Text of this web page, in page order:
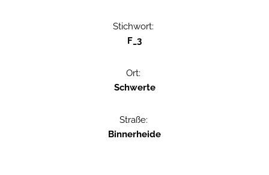
Stichwort:
F_3
Ort:
Schwerte
Straße:
Binnerheide